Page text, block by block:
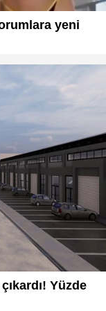
yeni
Yüzde